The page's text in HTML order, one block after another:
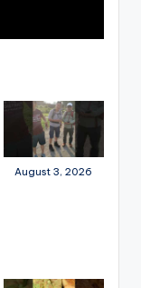
August 3, 2026